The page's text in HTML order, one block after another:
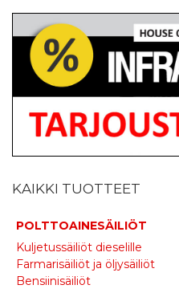
KAIKKI TUOTTEET
POLTTOAINESÄILIÖT
Kuljetussäiliöt dieselille
Farmarisäiliöt ja öljysäiliöt
Bensiinisäiliöt